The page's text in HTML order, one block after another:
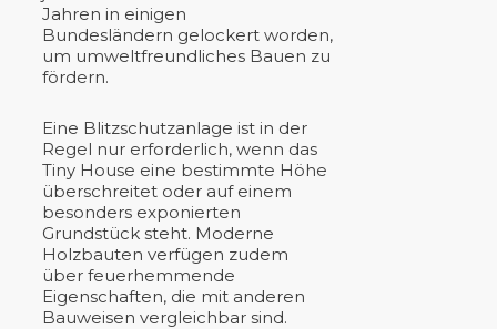
Jahren in einigen
Bundesländern gelockert worden,
um umweltfreundliches Bauen zu
fördern.
Eine Blitzschutzanlage ist in der
Regel nur erforderlich, wenn das
Tiny House eine bestimmte Höhe
überschreitet oder auf einem
besonders exponierten
Grundstück steht. Moderne
Holzbauten verfügen zudem
über feuerhemmende
Eigenschaften, die mit anderen
Bauweisen vergleichbar sind.